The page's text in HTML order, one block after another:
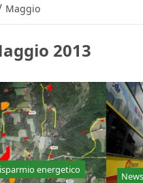
Maggio
2013
energetico
News